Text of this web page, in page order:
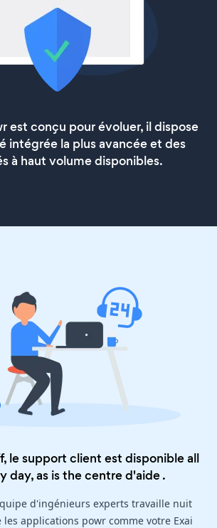
est conçu pour évoluer, il dispose
intégrée la plus avancée et des
à haut volume disponibles.
le support client est disponible all
day, as is thecentre d'aide.
d'ingénieurs experts travaille nuit
applications powr comme votre Exai